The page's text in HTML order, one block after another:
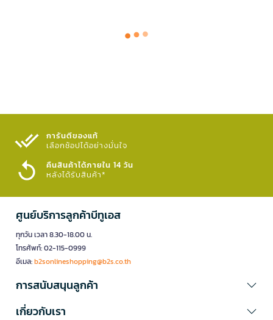
การันตีของแท้
เลือกช้อปได้อย่างมั่นใจ​
คืนสินค้าได้ภายใน 14 วัน
หลังได้รับสินค้า*
ศูนย์บริการลูกค้าบีทูเอส
ทุกวัน เวลา 8.30-18.00 น.
โทรศัพท์: 02-115-0999
อีเมล:b2sonlineshopping@b2s.co.th
การสนับสนุนลูกค้า
เกี่ยวกับเรา